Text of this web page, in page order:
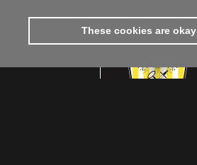
These cookies are okay